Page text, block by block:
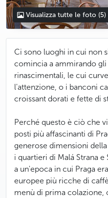
Visualizza tutte le foto (5)
Ci sono luoghi in cui non
comincia a ammirando
rinascimentali, le cui
l'attenzione, o i banconi
croissant dorati e fette di
Perché questo è ciò che
posti più affascinanti di
generose dimensioni
i quartieri di Malá Strana
a un'epoca in cui Praga
europee più ricche di
menù di prima colazione,